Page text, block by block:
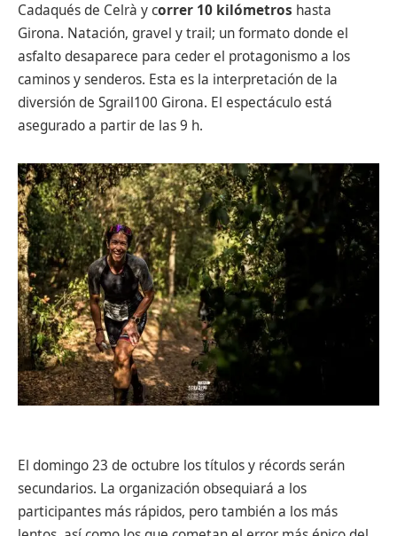
Cadaqués de Celrà y correr 10 kilómetros hasta
Girona. Natación, gravel y trail; un formato donde el
asfalto desaparece para ceder el protagonismo a los
caminos y senderos. Esta es la interpretación de la
diversión de Sgrail100 Girona. El espectáculo está
asegurado a partir de las 9 h.
El domingo 23 de octubre los títulos y récords serán
secundarios. La organización obsequiará a los
participantes más rápidos, pero también a los más